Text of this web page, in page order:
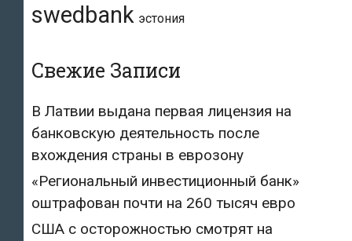
swedbank эстония
Свежие Записи
В Латвии выдана первая лицензия на
банковскую деятельность после
вхождения страны в еврозону
«Региональный инвестиционный банк»
оштрафован почти на 260 тысяч евро
США с осторожностью смотрят на